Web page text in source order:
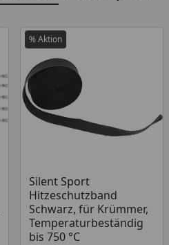
% Aktion
Silent Sport
Hitzeschutzband
Schwarz, für Krümmer,
Temperaturbeständig
bis 750 °C
Produkt am Lager